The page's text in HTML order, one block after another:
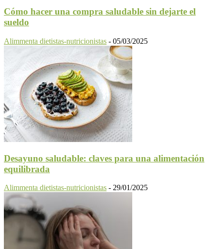
Cómo hacer una compra saludable sin dejarte el
sueldo
Alimmenta dietistas-nutricionistas - 05/03/2025
Desayuno saludable: claves para una alimentación
equilibrada
Alimmenta dietistas-nutricionistas - 29/01/2025